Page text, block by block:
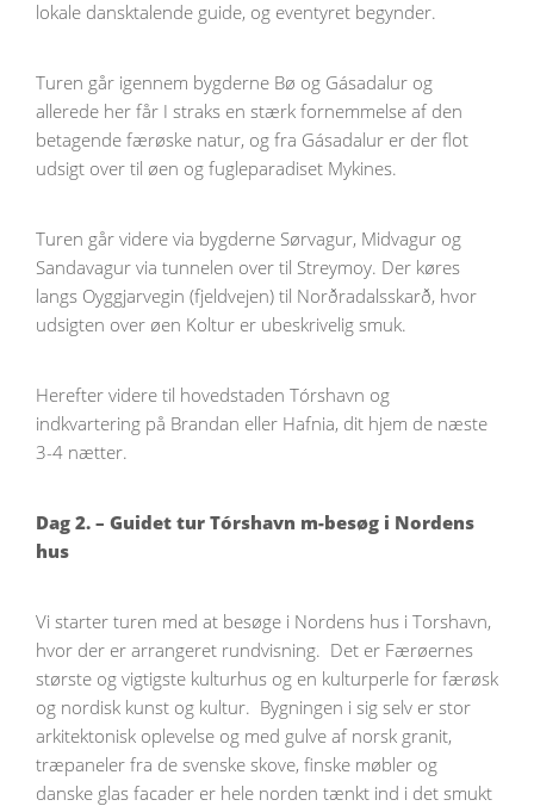
lokale dansktalende guide, og eventyret begynder.
Turen går igennem bygderne Bø og Gásadalur og
allerede her får I straks en stærk fornemmelse af den
betagende færøske natur, og fra Gásadalur er der flot
udsigt over til øen og fugleparadiset Mykines.
Turen går videre via bygderne Sørvagur, Midvagur og
Sandavagur via tunnelen over til Streymoy. Der køres
langs Oyggjarvegin (fjeldvejen) til Norðradalsskarð, hvor
udsigten over øen Koltur er ubeskrivelig smuk.
Herefter videre til hovedstaden Tórshavn og
indkvartering på Brandan eller Hafnia, dit hjem de næste
3-4 nætter.
Dag 2. – Guidet tur Tórshavn m-besøg i Nordens
hus
Vi starter turen med at besøge i Nordens hus i Torshavn,
hvor der er arrangeret rundvisning. Det er Færøernes
største og vigtigste kulturhus og en kulturperle for færøsk
og nordisk kunst og kultur. Bygningen i sig selv er stor
arkitektonisk oplevelse og med gulve af norsk granit,
træpaneler fra de svenske skove, finske møbler og
danske glas facader er hele norden tænkt ind i det smukt